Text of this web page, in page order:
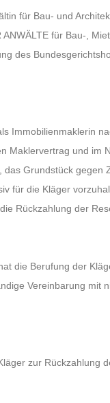
für Bau- und
für Bau-,
des
Immobilienmaklerin
Maklervertrag und im
Grundstück gegen
für die Kläger
Rückzahlung der
die Berufung der
Vereinbarung mit
zur Rückzahlung